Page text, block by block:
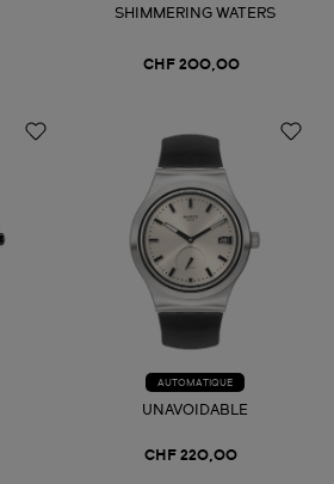
SHIMMERING WATERS
CHF 200,00
AUTOMATIQUE
UNAVOIDABLE
CHF 220,00